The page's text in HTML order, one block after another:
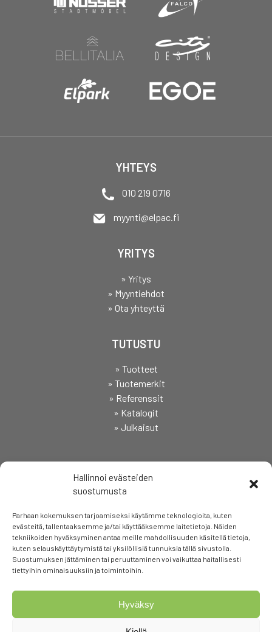
Hallinnoi evästeiden
suostumusta
Parhaan kokemuksen tarjoamiseksi käytämme teknologioita, kuten
evästeitä, tallentaaksemme ja/tai käyttääksemme laitetietoja. Näiden
tekniikoiden hyväksyminen antaa meille mahdollisuuden käsitellä tietoja,
kuten selauskäyttäytymistä tai yksilöllisiä tunnuksia tällä sivustolla.
Suostumuksen jättäminen tai peruuttaminen voi vaikuttaa haitallisesti
tiettyihin ominaisuuksiin ja toimintoihin.
Hyväksy
YHTEYS
010 219 0716
myynti@elpac.fi
YRITYS
» Yritys
» Myyntiehdot
» Ota yhteyttä
TUTUSTU
» Tuotteet
» Tuotemerkit
» Referenssit
» Katalogit
» Julkaisut
SEURAA